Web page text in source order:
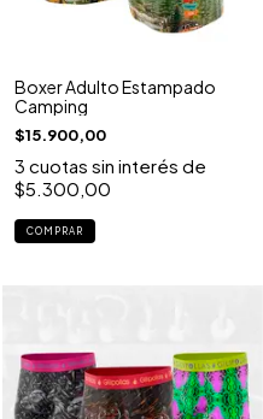
Boxer Adulto Estampado
Camping
$15.900,00
3 cuotas sin interés de
$5.300,00
COMPRAR